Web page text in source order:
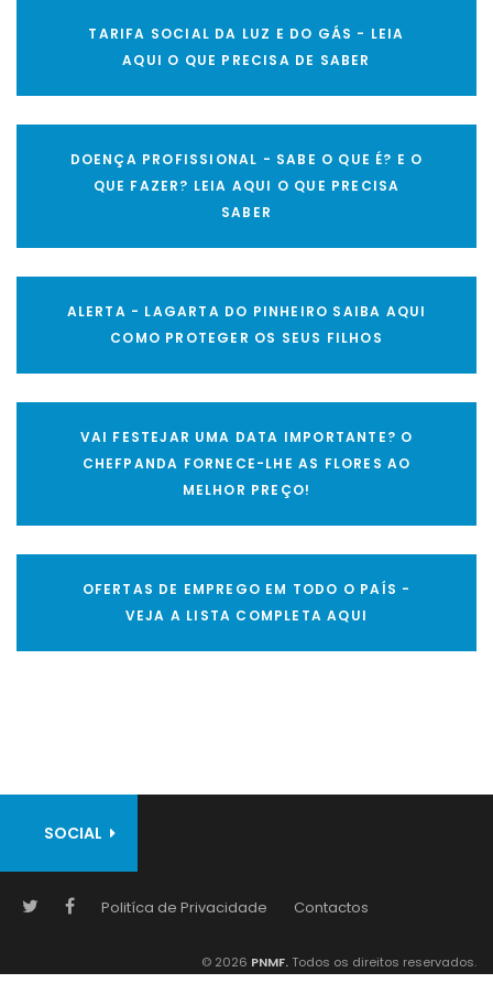
TARIFA SOCIAL DA LUZ E DO GÁS - LEIA
AQUI O QUE PRECISA DE SABER
DOENÇA PROFISSIONAL - SABE O QUE É? E O
QUE FAZER? LEIA AQUI O QUE PRECISA
SABER
ALERTA - LAGARTA DO PINHEIRO SAIBA AQUI
COMO PROTEGER OS SEUS FILHOS
VAI FESTEJAR UMA DATA IMPORTANTE? O
CHEFPANDA FORNECE-LHE AS FLORES AO
MELHOR PREÇO!
OFERTAS DE EMPREGO EM TODO O PAÍS -
VEJA A LISTA COMPLETA AQUI
SOCIAL
Politíca de Privacidade Contactos
© 2026 PNMF. Todos os direitos reservados.